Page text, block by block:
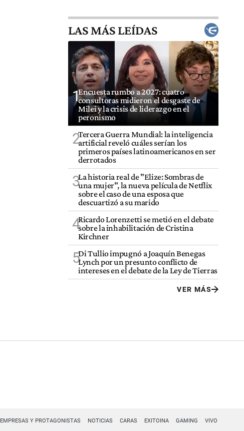
LAS MÁS LEÍDAS
1Encuesta rumbo a 2027: cuatro
consultoras midieron el desgaste de
Milei y la crisis de liderazgo en el
peronismo
2Tercera Guerra Mundial: la inteligencia
artificial reveló cuáles serían los
primeros países latinoamericanos en ser
derrotados
3La historia real de "Elize: Sombras de
una mujer", la nueva película de Netflix
sobre el caso de una esposa que
descuartizó a su marido
4Ricardo Lorenzetti se metió en el debate
sobre la inhabilitación de Cristina
Kirchner
5Di Tullio impugnó a Joaquín Benegas
Lynch por un presunto conflicto de
intereses en el debate de la Ley de Tierras
VER MÁS
EMPRESAS Y PROTAGONISTAS NOTICIAS CARAS EXITOINA GAMING VIVO